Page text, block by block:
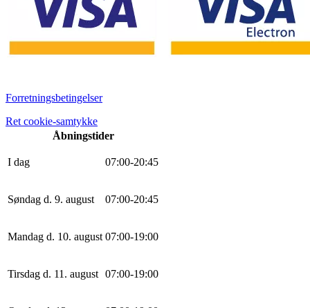
Forretningsbetingelser
Ret cookie-samtykke
Åbningstider
I dag 07:00-20:45
Søndag d. 9. august 07:00-20:45
Mandag d. 10. august 07:00-19:00
Tirsdag d. 11. august 07:00-19:00